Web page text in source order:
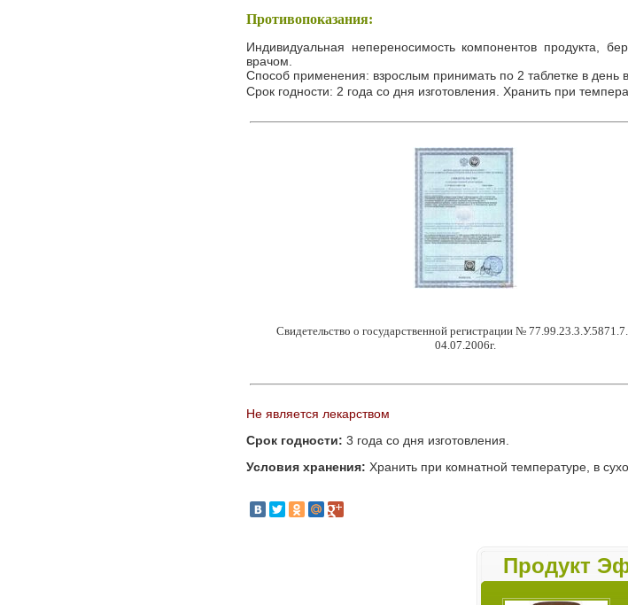
Противопоказания:
Индивидуальная непереносимость компонентов продукта,
врачом.
Способ применения: взрослым принимать по 2 таблетке в
Срок годности: 2 года со дня изготовления. Хранить при
Свидетельство о государственной регистрации №
04.07.2006г.
Не является лекарством
Срок годности: 3 года со дня изготовления.
Условия хранения: Хранить при комнатной температуре, в
Продукт